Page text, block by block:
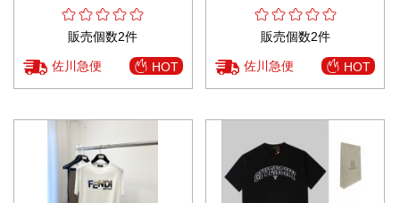
販売個数2件
佐川急便 HOT
販売個数2件
佐川急便 HOT